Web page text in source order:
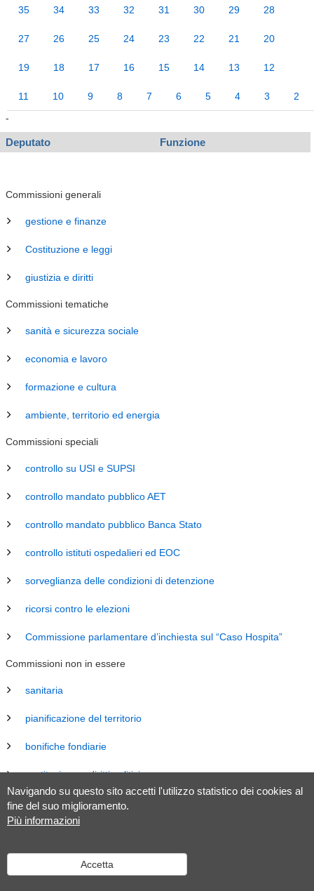
Navigando su questo sito accetti l'utilizzo statistico dei cookies al
fine del suo miglioramento.
Più informazioni
Accetta
35 34 33 32 31 30 29 28
27 26 25 24 23 22 21 20
19 18 17 16 15 14 13 12
11 10 9 8 7 6 5 4 3
2
-
Deputato Funzione
Commissioni generali
gestione e finanze
Costituzione e leggi
giustizia e diritti
Commissioni tematiche
sanità e sicurezza sociale
economia e lavoro
formazione e cultura
ambiente, territorio ed energia
Commissioni speciali
controllo su USI e SUPSI
controllo mandato pubblico AET
controllo mandato pubblico Banca Stato
controllo istituti ospedalieri ed EOC
sorveglianza delle condizioni di detenzione
ricorsi contro le elezioni
Commissione parlamentare d’inchiesta sul “Caso Hospita”
Commissioni non in essere
sanitaria
pianificazione del territorio
bonifiche fondiarie
costituzione e diritti politici
energia